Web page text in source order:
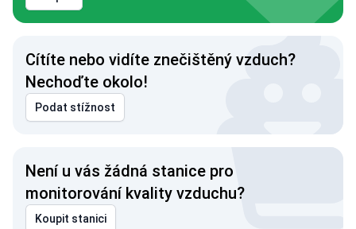
Cítíte nebo vidíte znečištěný vzduch?
Nechoďte okolo!
Podat stížnost
Není u vás žádná stanice pro
monitorování kvality vzduchu?
Koupit stanici